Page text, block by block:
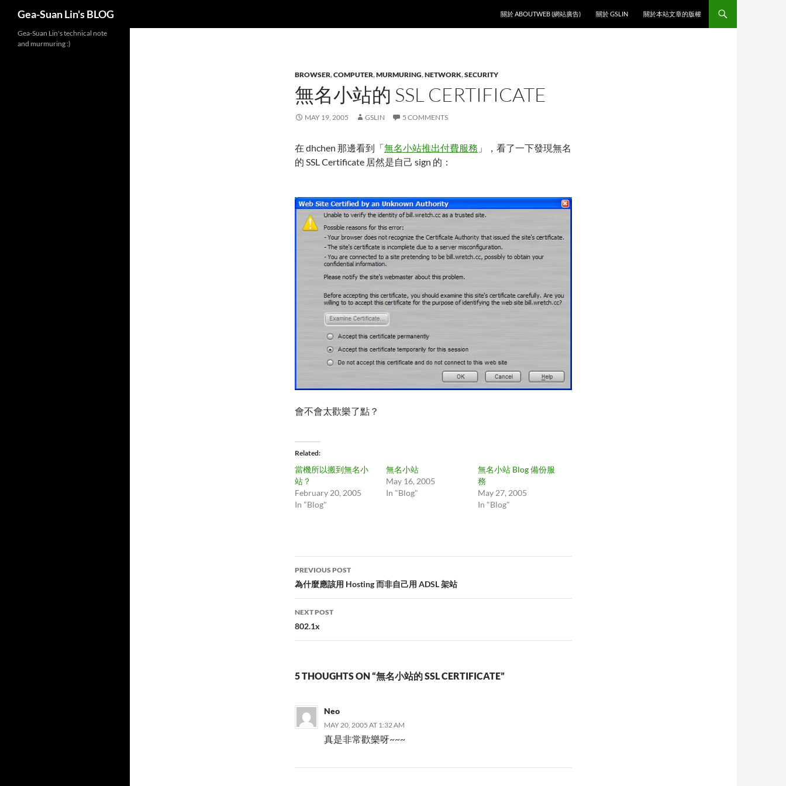
Gea-Suan Lin's BLOG
關於 ABOUTWEB (網站廣告)
關於 GSLIN 關於本站文章的版權
BROWSER,COMPUTER,MURMURING,NETWORK,SECURITY
無名小站的 SSL CERTIFICATE
MAY 19, 2005 GSLIN 5 COMMENTS
在 dhchen 那邊看到「無名小站推出付費服務 」，看了一下發現無名
的 SSL Certificate 居然是自己 sign 的：
會不會太歡樂了點？
Related
當機所以搬到無名小
站？
February 20, 2005
In "Blog"
無名小站
May 16, 2005
In "Blog"
無名小站 Blog 備份服
務
May 27, 2005
In "Blog"
Post
navigation
PREVIOUS POST
為什麼應該用 Hosting 而非自己用 ADSL 架站
NEXT POST
802.1x
5 THOUGHTS ON “無名小站的 SSL CERTIFICATE”
Neo
MAY 20, 2005 AT 1:32 AM
真是非常歡樂呀~~~
Gea-Suan Lin's technical note
and murmuring :)